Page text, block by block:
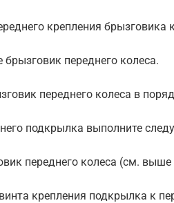
крепления брызговика
переднего колеса.
переднего колеса в
подкрылка выполните
переднего колеса (см.
крепления подкрылка к